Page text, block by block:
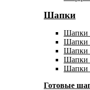
Шапки
Шапки
Шапки
Шапки
Шапки
Шапки
Готовые